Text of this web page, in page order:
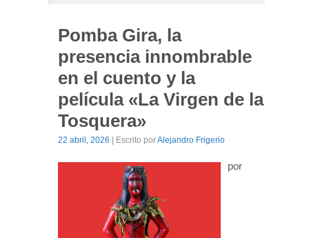
Pomba Gira, la
presencia innombrable
en el cuento y la
película «La Virgen de la
Tosquera»
22 abril, 2026 | Escrito porAlejandro Frigerio
por